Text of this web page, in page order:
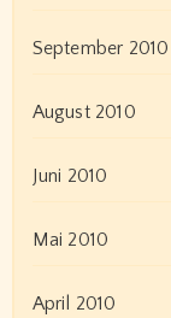
September 2010
August 2010
Juni 2010
Mai 2010
April 2010